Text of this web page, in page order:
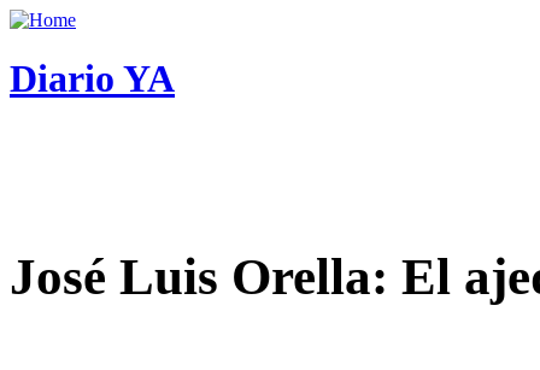
Diario YA
José Luis Orella: El